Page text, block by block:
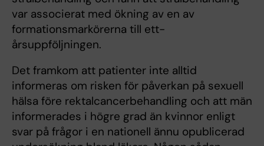
var associerat med ökning av en av
formationsmarkörerna till ett-
årsuppföljningen.
Det framkom att patienter inte alltid
informeras om risken för påverkan på sexuell
hälsa före rektalcancerbehandling och att män
informerades i högre grad än kvinnor enligt
svar på frågor i en nationell ännu opublicerad